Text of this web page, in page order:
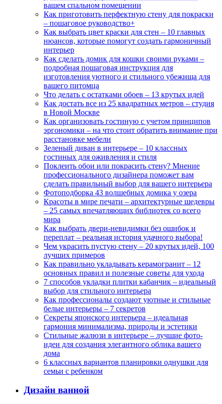
вашем спальном помещении
Как приготовить перфектную стену для покраски
– пошаговое руководство+
Как выбрать цвет краски для стен – 10 главных
нюансов, которые помогут создать гармоничный
интерьер
Как сделать домик для кошки своими руками –
подробная пошаговая инструкция для
изготовления уютного и стильного убежища для
вашего питомца
Что делать с остатками обоев – 13 крутых идей
Как достать все из 25 квадратных метров – студия
в Новой Москве
Как организовать гостиную с учетом принципов
эргономики – на что стоит обратить внимание при
расстановке мебели
Зеленый диван в интерьере – 10 классных
гостиных для оживления и стиля
Поклеить обои или покрасить стену? Мнение
профессионального дизайнера поможет вам
сделать правильный выбор для вашего интерьера
Фотоподборка 43 волшебных домика у озера
Красоты в мире печати – архитектурные шедевры
– 25 самых впечатляющих библиотек со всего
мира
Как выбрать двери-невидимки без ошибок и
переплат – реальная история удачного выбора!
Чем украсить пустую стену – 20 крутых идей, 100
лучших примеров
Как правильно укладывать керамогранит – 12
основных правил и полезные советы для ухода
7 способов укладки плитки кабанчик – идеальный
выбор для стильного интерьера
Как профессионалы создают уютные и стильные
белые интерьеры – 7 секретов
Секреты японского интерьера – идеальная
гармония минимализма, природы и эстетики
Стильные жалюзи в интерьере – лучшие фото-
идеи для создания элегантного облика вашего
дома
6 классных вариантов планировки однушки для
семьи с ребенком
Дизайн ванной